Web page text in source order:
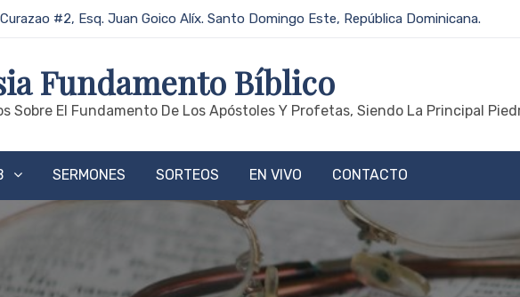
#2, Esq. Juan Goico Alíx. Santo Domingo Este, República Dominicana.
Fundamento Bíblico
Sobre El Fundamento De Los Apóstoles Y Profetas, Siendo La Principal
SERMONES SORTEOS EN VIVO CONTACTO